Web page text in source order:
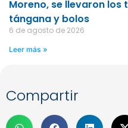
Moreno, se llevaron los
tángana y bolos
6 de agosto de 2026
Leer más »
Compartir